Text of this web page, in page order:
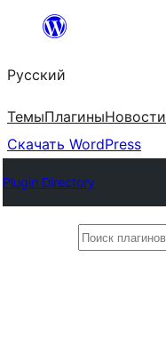
Перейти
содержимому
Русский
ТемыПлагиныНовости
Скачать WordPress
Plugin Directory
Поиск